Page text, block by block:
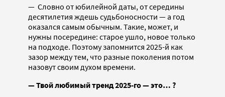
— Словно от юбилейной даты, от середины
десятилетия ждешь судьбоносности — а год
оказался самым обычным. Такие, может, и
нужны посередине: старое ушло, новое только
на подходе. Поэтому запомнится 2025-й как
зазор между тем, что разные поколения потом
назовут своим духом времени.
— Твой любимый тренд 2025-го — это… ?